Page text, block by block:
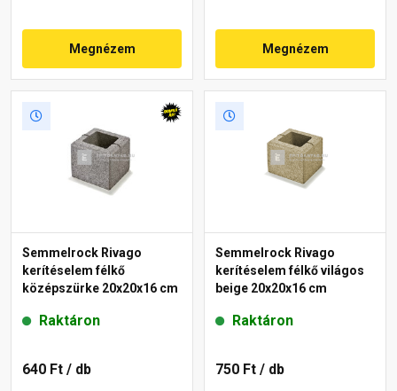
Megnézem Megnézem
Semmelrock Rivago
kerítéselem félkő
középszürke 20x20x16 cm
Raktáron
640 Ft / db
Semmelrock Rivago
kerítéselem félkő világos
beige 20x20x16 cm
Raktáron
750 Ft / db